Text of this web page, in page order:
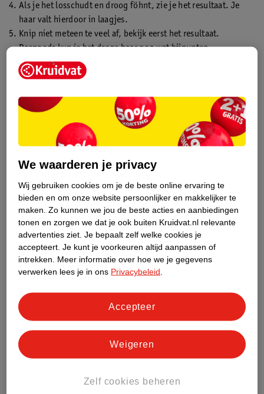
Als je het losschudt en droog föhnt, zie je het resultaat. Je
haar valt hierdoor in laagjes.
Knip niet meteen te veel af, bekijk eerst het resultaat.
Desnoods kun je het droge haar nog wat bijpunten.
Verzorg en style je haar daarna zoals je gewend bent.
Kort haar knippen vraagt vaak wat meer aandacht dan lang haar.
Als je krullen hebt of middellang haar, wil je het waarschijnlijk
vooral wat bijpunten zodat het niet in je ogen hangt. Knip
krullend haar bij voorkeur droog. Op die manier zie je meteen
het effect in natuurlijke staat. Een (steile) pony maak je wel
spiegel af zoals je het hebben wilt. Daarna droogföhnen en
kijken of je nog wat haartjes moet bijknippen.
We waarderen je privacy
Wij gebruiken cookies om je de beste online ervaring te
bieden en om onze website persoonlijker en makkelijker te
maken. Zo kunnen we jou de beste acties en aanbiedingen
tonen en zorgen we dat je ook buiten Kruidvat.nl relevante
advertenties ziet. Je bepaalt zelf welke cookies je
accepteert. Je kunt je voorkeuren altijd aanpassen of
intrekken.
Meer informatie over hoe we je gegevens
verwerken lees je in ons Privacybeleid
Zelf cookies beheren
Weigeren
Accepteer